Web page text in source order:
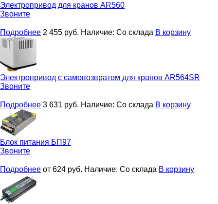
Электропривод для кранов AR560
Звоните
Подробнее 2 455 руб. Наличие: Со склада В корзину
Электропривод с самовозвратом для кранов AR564SR
Звоните
Подробнее 3 631 руб. Наличие: Со склада В корзину
Блок питания БП97
Звоните
Подробнее от 624 руб. Наличие: Со склада В корзину